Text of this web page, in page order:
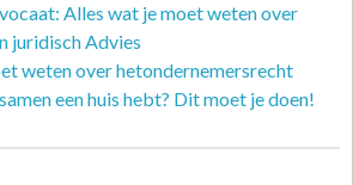
Alles wat je moet weten over
juridisch Advies
weten over hetondernemersrecht
een huis hebt? Dit moet je doen!